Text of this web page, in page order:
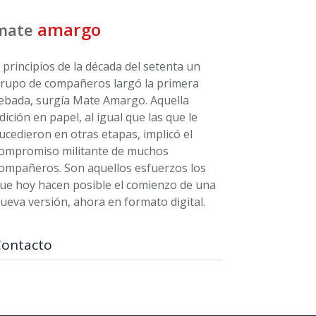
amargo
principios de la década del setenta un
de compañeros largó la primera
surgía Mate Amargo. Aquella
en papel, al igual que las que le
en otras etapas, implicó el
militante de muchos
Son aquellos esfuerzos los
hoy hacen posible el comienzo de una
versión, ahora en formato digital.